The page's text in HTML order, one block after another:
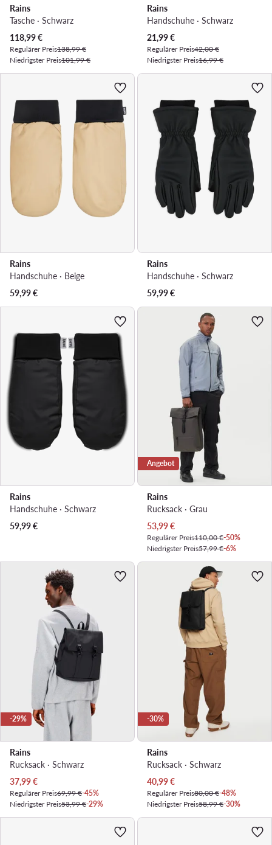
Rains
Tasche · Schwarz
Aktueller Preis
118,99€
Regulärer Preis138,99 €
Niedrigster Preis101,99 €
Rains
Handschuhe · Schwarz
Aktueller Preis
21,99€
Regulärer Preis42,00 €
Niedrigster Preis16,99 €
Rains
Handschuhe · Beige
59,99€
Rains
Handschuhe · Schwarz
59,99€
Rains
Handschuhe · Schwarz
59,99€
Angebot
Rains
Rucksack · Grau
Aktueller Preis
53,99€
Regulärer Preis110,00 €-50%
Niedrigster Preis57,99 €-6%
-29%
Rains
Rucksack · Schwarz
Aktueller Preis
37,99€
Regulärer Preis69,99 €-45%
Niedrigster Preis53,99 €-29%
-30%
Rains
Rucksack · Schwarz
Aktueller Preis
40,99€
Regulärer Preis80,00 €-48%
Niedrigster Preis58,99 €-30%